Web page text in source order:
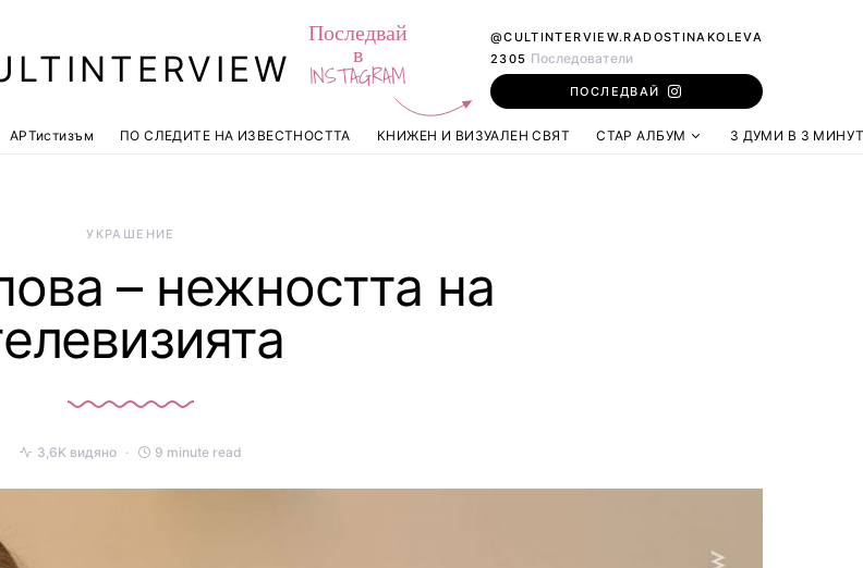
Последвай
в
INSTAGRAM
@CULTINTERVIEW.RADOSTINAKOLEVA
2305 Последователи
ПОСЛЕДВАЙ
АРТистизъм ПО СЛЕДИТЕ НА ИЗВЕСТНОСТТА КНИЖЕН И ВИЗУАЛЕН СВЯТ СТАР АЛБУМ 3 ДУМИ В 3
УКРАШЕНИЕ
– нежността на
3,6K видяно 9 minute read